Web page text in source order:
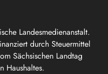
Landesmedienanstalt.
durch Steuermittel
Sächsischen Landtag
Haushaltes.